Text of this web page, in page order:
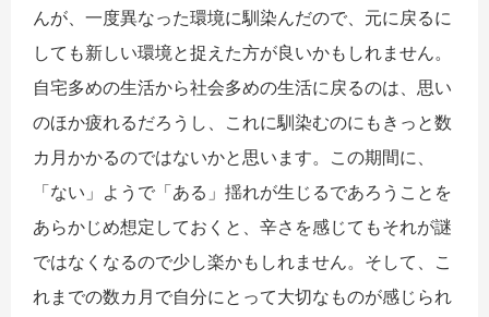
んが、一度異なった環境に馴染んだので、元に戻るに
しても新しい環境と捉えた方が良いかもしれません。
自宅多めの生活から社会多めの生活に戻るのは、思い
のほか疲れるだろうし、これに馴染むのにもきっと数
カ月かかるのではないかと思います。この期間に、
「ない」ようで「ある」揺れが生じるであろうことを
あらかじめ想定しておくと、辛さを感じてもそれが謎
ではなくなるので少し楽かもしれません。そして、こ
れまでの数カ月で自分にとって大切なものが感じられ